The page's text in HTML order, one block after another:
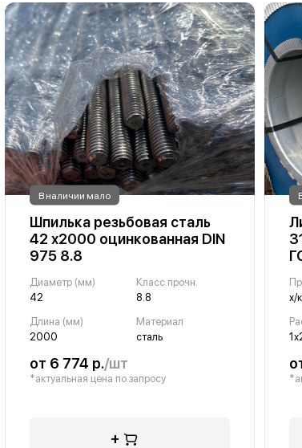
В наличии мало
Шпилька резьбовая сталь
42 х2000 оцинкованная DIN
975 8.8
Диаметр (мм)
42
Класс прочн.
8.8
Длина (мм)
2000
Материал
сталь
от 6 774 р./шт
*актуальная цена по запросу
+
х/к